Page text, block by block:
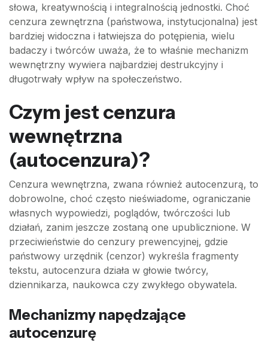
słowa, kreatywnością i integralnością jednostki. Choć
cenzura zewnętrzna (państwowa, instytucjonalna) jest
bardziej widoczna i łatwiejsza do potępienia, wielu
badaczy i twórców uważa, że to właśnie mechanizm
wewnętrzny wywiera najbardziej destrukcyjny i
długotrwały wpływ na społeczeństwo.
Czym jest cenzura
wewnętrzna
(autocenzura)?
Cenzura wewnętrzna, zwana również autocenzurą, to
dobrowolne, choć często nieświadome, ograniczanie
własnych wypowiedzi, poglądów, twórczości lub
działań, zanim jeszcze zostaną one upublicznione. W
przeciwieństwie do cenzury prewencyjnej, gdzie
państwowy urzędnik (cenzor) wykreśla fragmenty
tekstu, autocenzura działa w głowie twórcy,
dziennikarza, naukowca czy zwykłego obywatela.
Mechanizmy napędzające
autocenzurę